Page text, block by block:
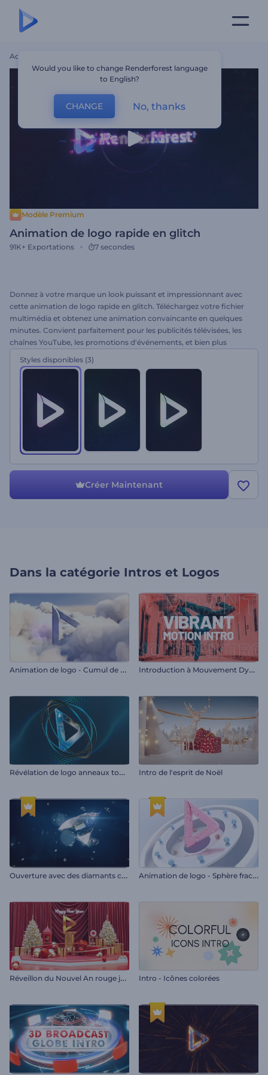
Accueil
Modèle Premium
Animation de logo rapide en glitch
91K+ Exportations 7 secondes
Donnez à votre marque un look puissant et impressionnant avec
cette animation de logo rapide en glitch. Téléchargez votre fichier
multimédia et obtenez une animation convaincante en quelques
minutes. Convient parfaitement pour les publicités télévisées, les
chaînes YouTube, les promotions d'événements, et bien plus
est gratuit !
Styles disponibles (3)
Créer Maintenant
Dans la catégorie Intros et Logos
A
nimation de logo - Cumul de nuages I
ntroduction à Mouvement Dynamique
R
évélation de logo anneaux tournoyants Intro de l'esprit de Noël
O
uverture avec des diamants cristallins A
nimation de logo - Sphère fracturée
R
éveillon du Nouvel An rouge jovial Intro - Icônes colorées
Would you like to change Renderforest language
to English?
CHANGE No, thanks